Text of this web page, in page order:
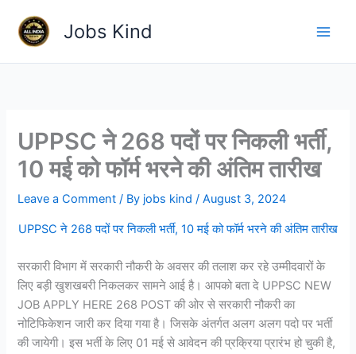
content
Jobs Kind
UPPSC ने 268 पदों पर निकली भर्ती,
10 मई को फॉर्म भरने की अंतिम तारीख
Leave a Comment / By jobs kind/August 3, 2024
UPPSC ने 268 पदों पर निकली भर्ती, 10 मई को फॉर्म भरने की अंतिम तारीख
सरकारी विभाग में सरकारी नौकरी के अवसर की तलाश कर रहे उम्मीदवारों के
लिए बड़ी खुशखबरी निकलकर सामने आई है। आपको बता दे UPPSC NEW
JOB APPLY HERE 268 POST की ओर से सरकारी नौकरी का
नोटिफिकेशन जारी कर दिया गया है। जिसके अंतर्गत अलग अलग पदो पर भर्ती
की जायेगी। इस भर्ती के लिए 01 मई से आवेदन की प्रक्रिया प्रारंभ हो चुकी है,